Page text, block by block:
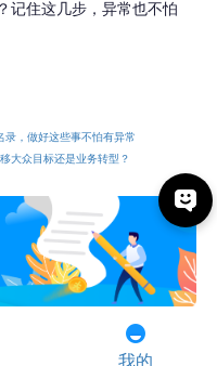
记住这几步，异常也不怕
录，做好这些事不怕有异常
大众目标还是业务转型？
我的